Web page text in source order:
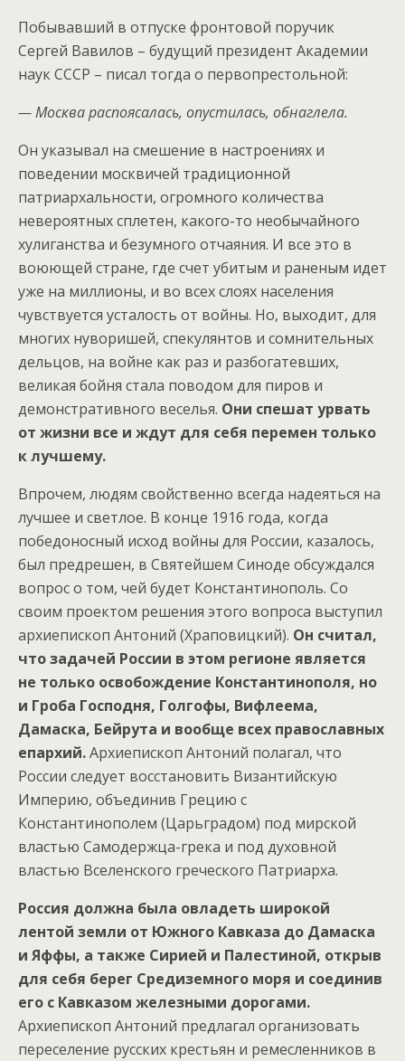
Побывавший в отпуске фронтовой поручик
Сергей Вавилов – будущий президент Академии
наук СССР – писал тогда о первопрестольной:
— Москва распоясалась, опустилась, обнаглела.
Он указывал на смешение в настроениях и
поведении москвичей традиционной
патриархальности, огромного количества
невероятных сплетен, какого-то необычайного
хулиганства и безумного отчаяния. И все это в
воюющей стране, где счет убитым и раненым идет
уже на миллионы, и во всех слоях населения
чувствуется усталость от войны. Но, выходит, для
многих нуворишей, спекулянтов и сомнительных
дельцов, на войне как раз и разбогатевших,
великая бойня стала поводом для пиров и
демонстративного веселья. Они спешат урвать
от жизни все и ждут для себя перемен только
к лучшему.
Впрочем, людям свойственно всегда надеяться на
лучшее и светлое. В конце 1916 года, когда
победоносный исход войны для России, казалось,
был предрешен, в Святейшем Синоде обсуждался
вопрос о том, чей будет Константинополь. Со
своим проектом решения этого вопроса выступил
архиепископ Антоний (Храповицкий). Он считал,
что задачей России в этом регионе является
не только освобождение Константинополя, но
и Гроба Господня, Голгофы, Вифлеема,
Дамаска, Бейрута и вообще всех православных
епархий.Архиепископ Антоний полагал, что
России следует восстановить Византийскую
Империю, объединив Грецию с
Константинополем (Царьградом) под мирской
властью Самодержца-грека и под духовной
властью Вселенского греческого Патриарха.
Россия должна была овладеть широкой
лентой земли от Южного Кавказа до Дамаска
и Яффы, а также Сирией и Палестиной, открыв
для себя берег Средиземного моря и соединив
его с Кавказом железными дорогами.
Архиепископ Антоний предлагал организовать
переселение русских крестьян и ремесленников в